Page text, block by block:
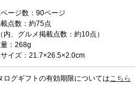
ージ数：90ページ
点数：約75点
、グルメ掲載点数：約10点）
：268g
イズ：21.7×26.5×2.0cm
ログギフトの有効期限についてはこちら